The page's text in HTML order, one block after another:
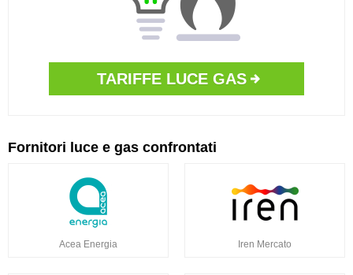
TARIFFE LUCE GAS
Fornitori luce e gas confrontati
Acea Energia Iren Mercato